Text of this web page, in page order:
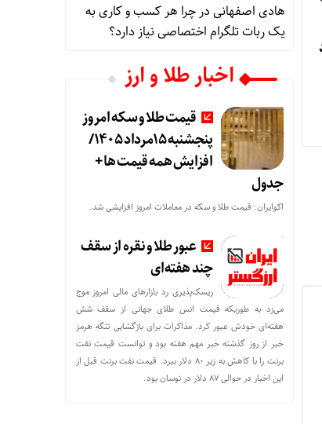
هادی اصفهانیدرچرا هر کسب‌ و کاری به
یک ربات تلگرام اختصاصی نیاز دارد؟
اخبار طلا و ارز
قیمت طلا و سکه امروز
پنجشنبه 15مرداد 1405/
افزایش همه قیمت ها +
جدول
اکوایران: قیمت طلا و سکه در معاملات امروز افزایشی شد.
عبور طلا و نقره از سقف
چند هفته‌ای
ریسک‌پذیری رد بازارهای مالی امروز موج
می‌زد به طوریکه قیمت انس طلای جهانی از سقف شش
هفته‌ای خودش عبور کرد. مذاکرات برای بازگشایی تنگه هرمز
خبر از روز گذشته خبر مهم هفته بود و توانست قیمت نفت
برنت را با کاهش به زیر 80 دلار ببرد. قیمت نفت برنت قبل از
این اخبار در حوالی 87 دلار در نوسان بود.